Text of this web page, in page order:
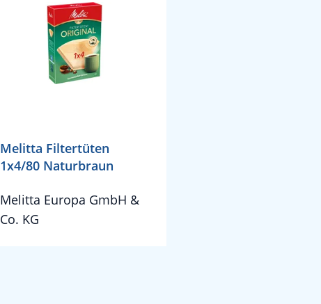
Melitta Filtertüten
1x4/80 Naturbraun
Melitta Europa GmbH &
Co. KG